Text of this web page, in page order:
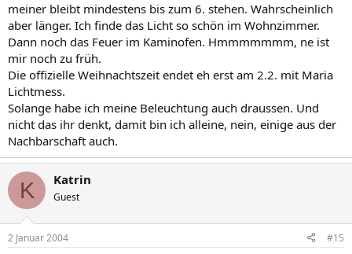
meiner bleibt mindestens bis zum 6. stehen. Wahrscheinlich
aber länger. Ich finde das Licht so schön im Wohnzimmer.
Dann noch das Feuer im Kaminofen. Hmmmmmmm, ne ist
mir noch zu früh.
Die offizielle Weihnachtszeit endet eh erst am 2.2. mit Maria
Lichtmess.
Solange habe ich meine Beleuchtung auch draussen. Und
nicht das ihr denkt, damit bin ich alleine, nein, einige aus der
Nachbarschaft auch.
K Katrin
Guest
2 Januar 2004 #15